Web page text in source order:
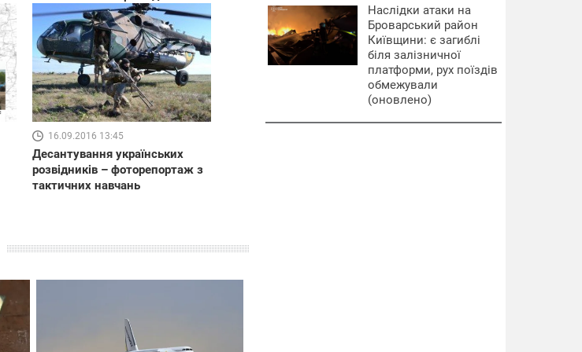
16.09.2016 13:45
Десантування українських
розвідників – фоторепортаж з
тактичних навчань
Наслідки атаки на
Броварський район
Київщини: є загиблі
біля залізничної
платформи, рух поїздів
обмежували
(оновлено)